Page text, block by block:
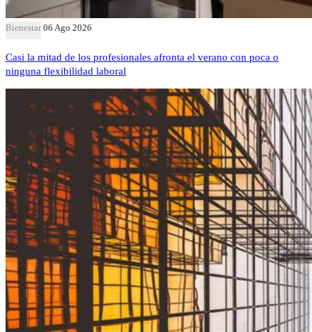
Bienestar 06 Ago 2026
Casi la mitad de los profesionales afronta el verano con poca o
ninguna flexibilidad laboral